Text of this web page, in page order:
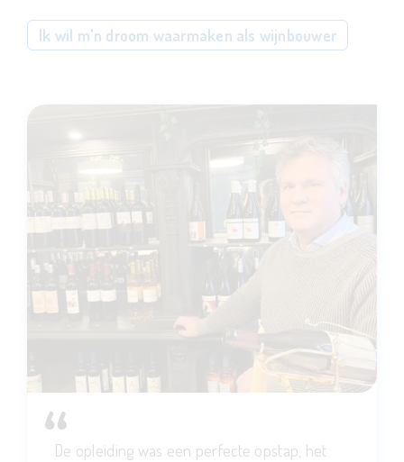
Ik wil m'n droom waarmaken als wijnbouwer
De opleiding was een perfecte opstap, het